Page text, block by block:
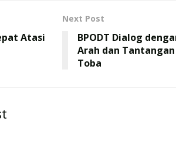
Atasi
Next Post
BPODT Dialog
Arah dan
Toba